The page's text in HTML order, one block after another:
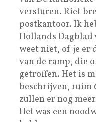
versturen. Riet
postkantoor. Ik
Hollands
weet niet, of je er
van de ramp, die
getroffen. Het is
beschrijven, ruim
zullen er nog
Het was een